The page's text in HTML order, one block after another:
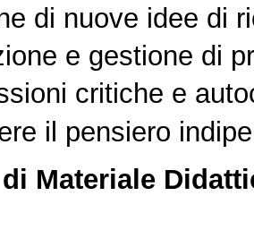
di nuove idee di
e gestione di
critiche e
il pensiero
Materiale